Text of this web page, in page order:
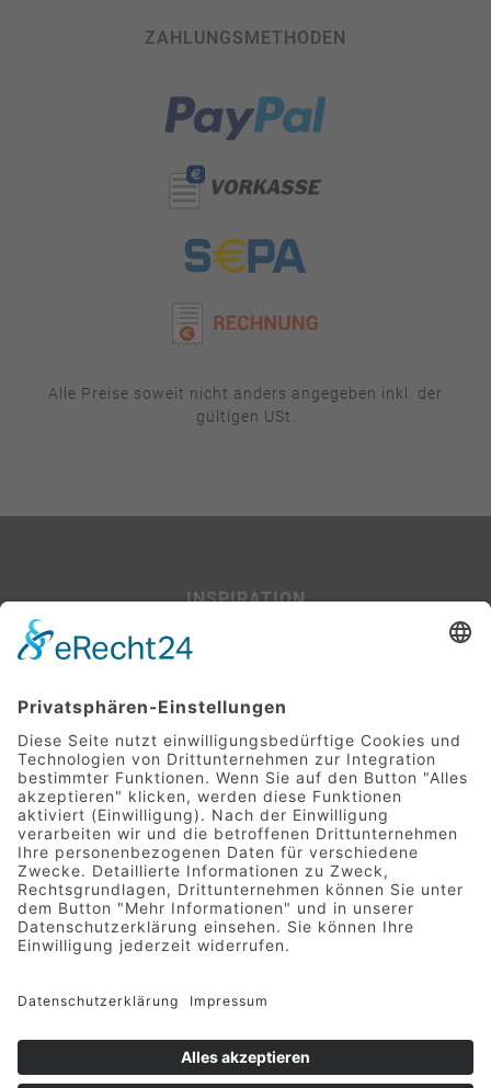
ZAHLUNGSMETHODEN
Alle Preise soweit nicht anders angegeben inkl. der
gültigen USt.
INSPIRATION
Beispiel-Projekte
SERVICE
Leitfaden für Baufinanzierer:innen
Glossar